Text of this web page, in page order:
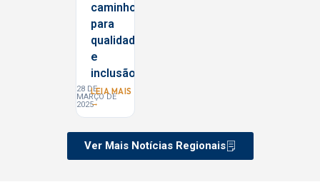
caminhos
para
qualidade
e
inclusão
28 DE
MARÇO DE
2025
LEIA MAIS
→
Ver Mais Notícias Regionais